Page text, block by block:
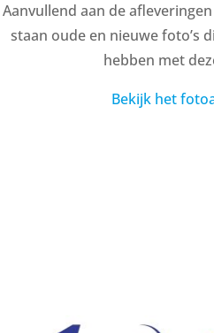
Aanvullend aan de
staan oude en nieuwe foto’s
hebben met
Bekijk het